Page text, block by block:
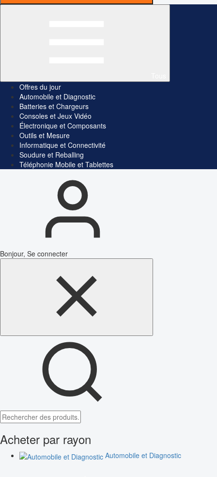
Offres du jour
Automobile et Diagnostic
Batteries et Chargeurs
Consoles et Jeux Vidéo
Électronique et Composants
Outils et Mesure
Informatique et Connectivité
Soudure et Reballing
Téléphonie Mobile et Tablettes
Bonjour, Se connecter
Acheter par rayon
Automobile et Diagnostic